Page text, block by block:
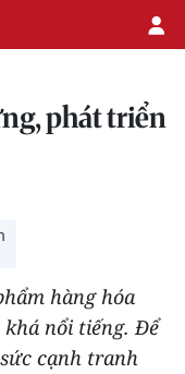
phát triển
hàng hóa
khá nổi tiếng. Để
cạnh tranh